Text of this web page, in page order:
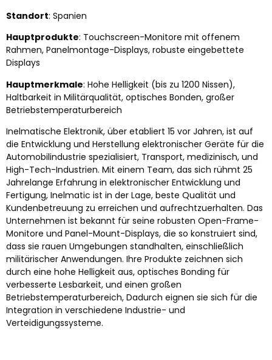
Standort: Spanien
Hauptprodukte: Touchscreen-Monitore mit offenem
Rahmen, Panelmontage-Displays, robuste eingebettete
Displays
Hauptmerkmale: Hohe Helligkeit (bis zu 1200 Nissen),
Haltbarkeit in Militärqualität, optisches Bonden, großer
Betriebstemperaturbereich
Inelmatische Elektronik, über etabliert 15 vor Jahren, ist auf
die Entwicklung und Herstellung elektronischer Geräte für die
Automobilindustrie spezialisiert, Transport, medizinisch, und
High-Tech-Industrien. Mit einem Team, das sich rühmt 25
Jahrelange Erfahrung in elektronischer Entwicklung und
Fertigung, Inelmatic ist in der Lage, beste Qualität und
Kundenbetreuung zu erreichen und aufrechtzuerhalten. Das
Unternehmen ist bekannt für seine robusten Open-Frame-
Monitore und Panel-Mount-Displays, die so konstruiert sind,
dass sie rauen Umgebungen standhalten, einschließlich
militärischer Anwendungen. Ihre Produkte zeichnen sich
durch eine hohe Helligkeit aus, optisches Bonding für
verbesserte Lesbarkeit, und einen großen
Betriebstemperaturbereich, Dadurch eignen sie sich für die
Integration in verschiedene Industrie- und
Verteidigungssysteme.